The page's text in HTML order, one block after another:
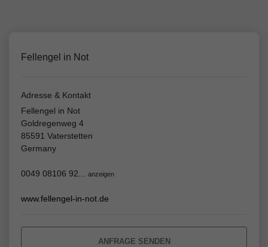
Fellengel in Not
Adresse & Kontakt
Fellengel in Not
Goldregenweg 4
85591 Vaterstetten
Germany
0049 08106 92... anzeigen
www.fellengel-in-not.de
ANFRAGE SENDEN